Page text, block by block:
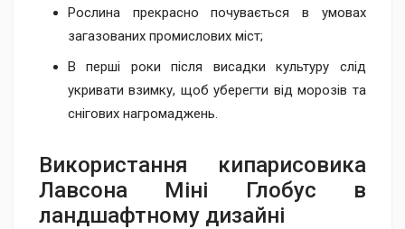
Рослина прекрасно почувається в умовах
загазованих промислових міст;
В перші роки після висадки культуру слід
укривати взимку, щоб уберегти від морозів та
снігових нагромаджень.
Використання кипарисовика
Лавсона Міні Глобус в
ландшафтному дизайні